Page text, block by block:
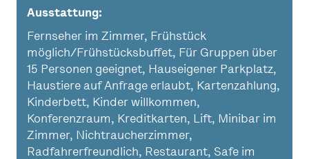
Ausstattung
Fernseher im Zimmer, Frühstück
möglich/Frühstücksbuffet, Für Gruppen über
15 Personen geeignet, Hauseigener Parkplatz,
Haustiere auf Anfrage erlaubt, Kartenzahlung,
Kinderbett, Kinder willkommen,
Konferenzraum, Kreditkarten, Lift, Minibar im
Zimmer, Nichtraucherzimmer,
Radfahrerfreundlich, Restaurant, Safe im